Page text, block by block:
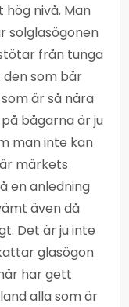
nivå. Man
solglasögonen
från tunga
som bär
är så nära
bågarna är ju
man inte kan
märkets
en anledning
även då
Det är ju inte
glasögon
har gett
alla som är